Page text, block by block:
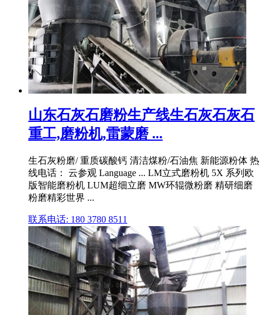
山东石灰石磨粉生产线生石灰石灰石
重工,磨粉机,雷蒙磨 ...
生石灰粉磨/ 重质碳酸钙 清洁煤粉/石油焦 新能源粉体 热
线电话： 云参观 Language ... LM立式磨粉机 5X 系列欧
版智能磨粉机 LUM超细立磨 MW环辊微粉磨 精研细磨
粉磨精彩世界 ...
联系电话: 180 3780 8511